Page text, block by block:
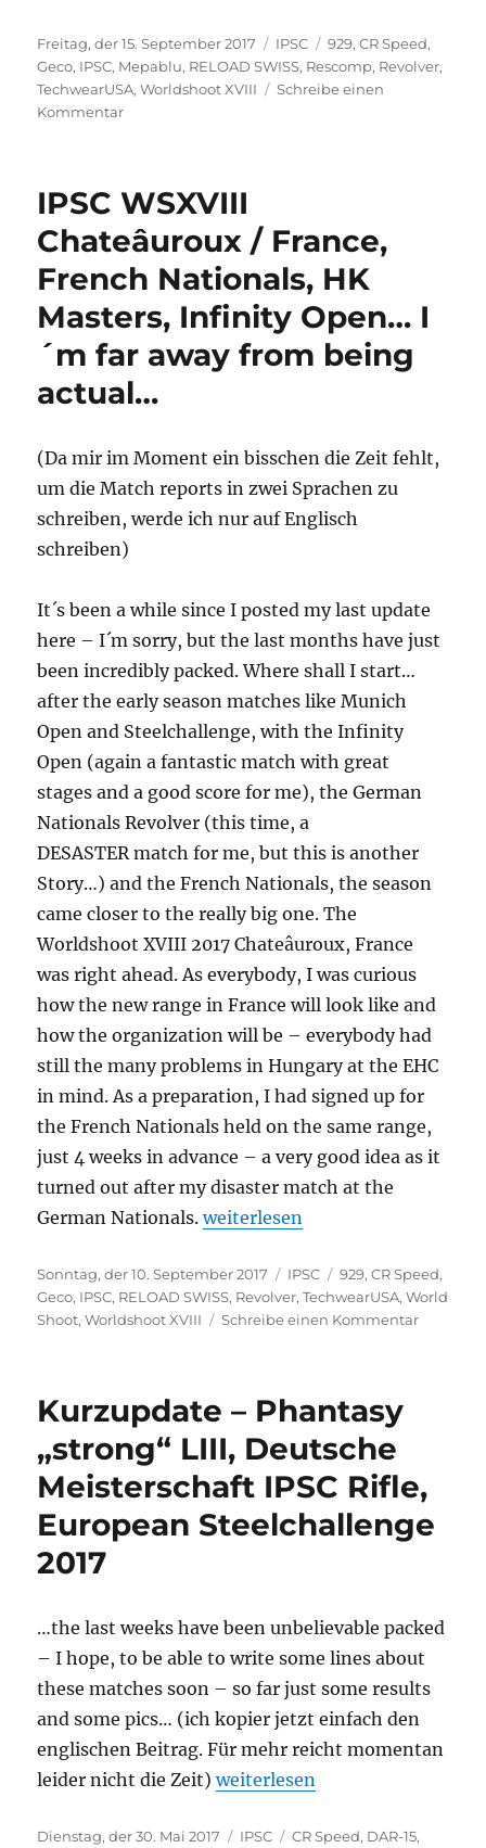
Veröffentlicht
am
Freitag, der 15. September 2017 Kategorien
IPSC Schlagwörter
929,CR Speed,
Geco, IPSC, Mepablu, RELOAD SWISS, Rescomp, Revolver,
TechwearUSA,Worldshoot XVIII
Schreibe einen
Kommentarzu
/
–
Part
II
–
Matchday
and
4
IPSC WSXVIII
Chateâuroux / France,
French Nationals, HK
Masters, Infinity Open… I
´m far away from being
actual…
(Da mir im Moment ein bisschen die Zeit fehlt,
um die Match reports in zwei Sprachen zu
schreiben, werde ich nur auf Englisch
schreiben)
It´s been a while since I posted my last update
here – I´m sorry, but the last months have just
been incredibly packed. Where shall I start…
after the early season matches like Munich
Open and Steelchallenge, with the Infinity
Open (again a fantastic match with great
stages and a good score for me), the German
Nationals Revolver (this time, a
DESASTER match for me, but this is another
Story…) and the French Nationals, the season
came closer to the really big one. The
Worldshoot XVIII 2017 Chateâuroux, France
was right ahead. As everybody, I was curious
how the new range in France will look like and
how the organization will be – everybody had
still the many problems in Hungary at the EHC
in mind. As a preparation, I had signed up for
the French Nationals held on the same range,
just 4 weeks in advance – a very good idea as it
turned out after my disaster match at the
German Nationals.„IPSC WSXVIII Chateâuroux /
weiterlesen
Veröffentlicht
am
Sonntag, der 10. September 2017 Kategorien
IPSC Schlagwörter
929,CR Speed,
Geco, IPSC, RELOAD SWISS, Revolver,TechwearUSA,World
Shoot,Worldshoot XVIII Schreibe einen Kommentarzu
HK
Masters,
far
away
from
actual…
Kurzupdate – Phantasy
„strong“ LIII, Deutsche
Meisterschaft IPSC Rifle,
European Steelchallenge
2017
…the last weeks have been unbelievable packed
– I hope, to be able to write some lines about
these matches soon – so far just some results
and some pics… (ich kopier jetzt einfach den
englischen Beitrag. Für mehr reicht momentan
leider nicht die Zeit)„Kurzupdate – Phantasy
weiterlesen
Veröffentlicht
Dienstag, der 30. Mai 2017 Kategorien
IPSC Schlagwörter
CR Speed, DAR-15,